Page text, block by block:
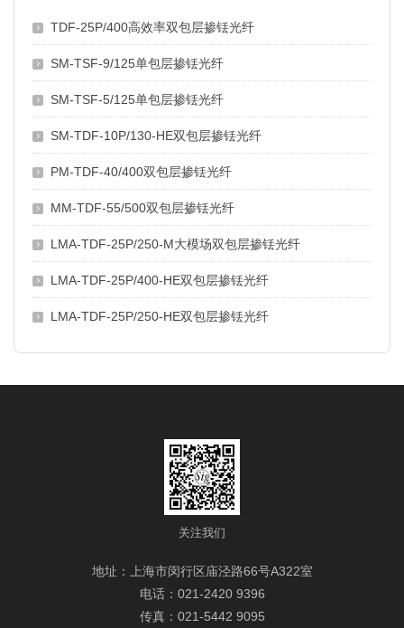
TDF-25P/400高效率双包层掺铥光纤
SM-TSF-9/125单包层掺铥光纤
SM-TSF-5/125单包层掺铥光纤
SM-TDF-10P/130-HE双包层掺铥光纤
PM-TDF-40/400双包层掺铥光纤
MM-TDF-55/500双包层掺铥光纤
LMA-TDF-25P/250-M大模场双包层掺铥光纤
LMA-TDF-25P/400-HE双包层掺铥光纤
LMA-TDF-25P/250-HE双包层掺铥光纤
关注我们
地址：上海市闵行区庙泾路66号A322室
电话：021-2420 9396
传真：021-5442 9095